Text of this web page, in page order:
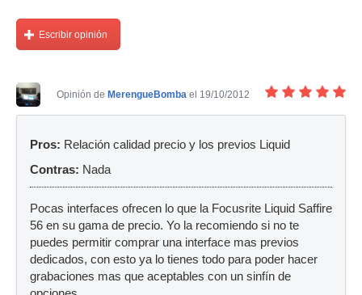
Escribir opinión
Opinión de MerengueBomba el 19/10/2012
Pros: Relación calidad precio y los previos Liquid
Contras: Nada
Pocas interfaces ofrecen lo que la Focusrite Liquid Saffire
56 en su gama de precio. Yo la recomiendo si no te
puedes permitir comprar una interface mas previos
dedicados, con esto ya lo tienes todo para poder hacer
grabaciones mas que aceptables con un sinfín de